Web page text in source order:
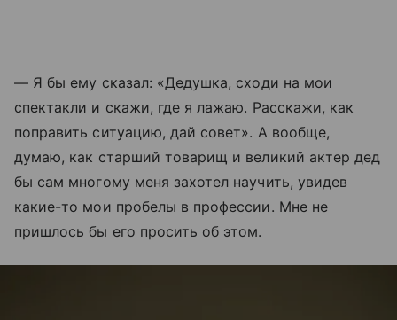
— Я бы ему сказал: «Дедушка, сходи на мои
спектакли и скажи, где я лажаю. Расскажи, как
поправить ситуацию, дай совет». А вообще,
думаю, как старший товарищ и великий актер дед
бы сам многому меня захотел научить, увидев
какие-то мои пробелы в профессии. Мне не
пришлось бы его просить об этом.